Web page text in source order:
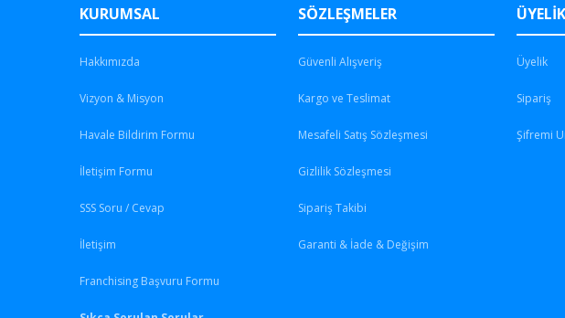
KURUMSAL
Hakkımızda
Vizyon & Misyon
Havale Bildirim Formu
İletişim Formu
SSS Soru / Cevap
İletişim
Franchising Başvuru Formu
SÖZLEŞMELER
Güvenli Alışveriş
Kargo ve Teslimat
Mesafeli Satış Sözleşmesi
Gizlilik Sözleşmesi
Sipariş Takibi
Garanti & İade & Değişim
Üyelik
Sipariş
Şifremi